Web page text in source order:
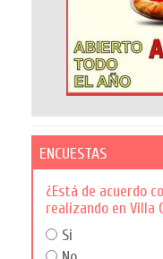
ENCUESTAS
¿Está de acuerdo
realizando en Villa
Si